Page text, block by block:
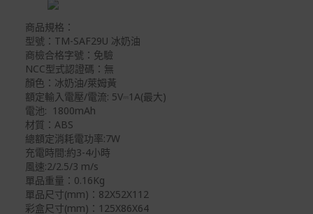
到貨七天內消費者有權申請退貨或換貨；超過七天以上(含
假日)，恕無法辦理。
退回之商品必須是全新狀態且完整包裝(含商品、附件、包
裝、紙箱及所有附隨文件或資料)。
商品到貨後進行開箱前請全程錄影以確保自身權益 ! 非商
品本身瑕疵之退貨商品若有上述不完整之情況，本公司有
權向消費者收取相應的整新費用。
*遊戲光碟、軟體等影音商品屬智慧財產權之商品。依消費
者保護法第十九條第二項規定，一經拆封後恕不接受退換
貨。
如有相關退換貨服務需求，您可以透過專線或服務信箱聯
繫客服。
商品規格：
型號：TM-SAF29U 冰奶油
商檢合格字號：免驗
NCC型式認證碼：無
顏色：冰奶油/萊姆黃
額定輸入電壓/電流: 5V⎓1A(最大)
電池: 1800mAh
材質：ABS
總額定消耗電功率:7W
充電時間:約3-4小時
風速:2/2.5/3 m/s
單品重量：0.16Kg
單品尺寸(mm)：82X52X112
彩盒尺寸(mm)：125X86X64